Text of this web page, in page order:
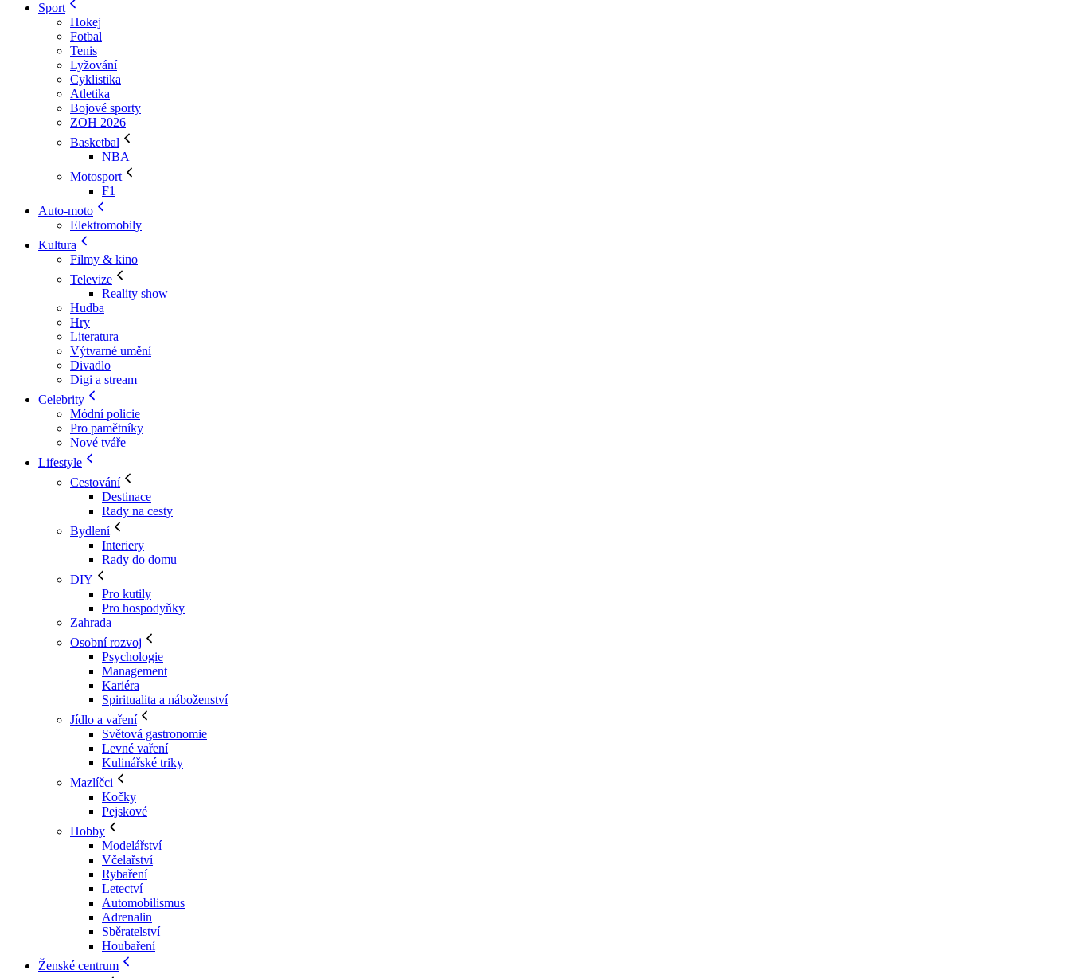
Sport
Hokej
Fotbal
Tenis
Lyžování
Cyklistika
Atletika
Bojové sporty
ZOH 2026
Basketbal
NBA
Motosport
F1
Auto-moto
Elektromobily
Kultura
Filmy & kino
Televize
Reality show
Hudba
Hry
Literatura
Výtvarné umění
Divadlo
Digi a stream
Celebrity
Módní policie
Pro pamětníky
Nové tváře
Lifestyle
Cestování
Destinace
Rady na cesty
Bydlení
Interiery
Rady do domu
DIY
Pro kutily
Pro hospodyňky
Zahrada
Osobní rozvoj
Psychologie
Management
Kariéra
Spiritualita a náboženství
Jídlo a vaření
Světová gastronomie
Levné vaření
Kulinářské triky
Mazlíčci
Kočky
Pejskové
Hobby
Modelářství
Včelařství
Rybaření
Letectví
Automobilismus
Adrenalin
Sběratelství
Houbaření
Ženské centrum